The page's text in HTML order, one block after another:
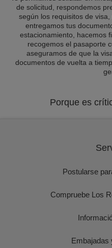
de solicitud, respondemos
según los requisitos de
entregamos tus
estacionamiento, hacemos
recogemos el pasaporte
aseguramos de que la
documentos de vuelta a
Porque es
Postularse
Compruebe Los
Embajadas